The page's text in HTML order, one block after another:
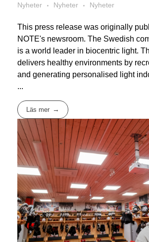
Nyheter
Nyheter Nyheter
This press release was originally
NOTE's newsroom. The Swedish
is a world leader in biocentric light.
delivers healthy environments by
and generating personalised light
...
Läs mer